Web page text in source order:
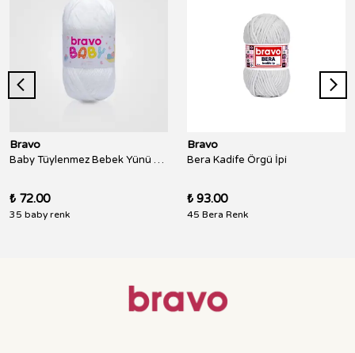
Bravo
Baby Tüylenmez Bebek Yünü 100 Gr 250 Metre
₺ 72.00
35 baby renk
Bravo
Bera Kadife Örgü İpi
₺ 93.00
45 Bera Renk